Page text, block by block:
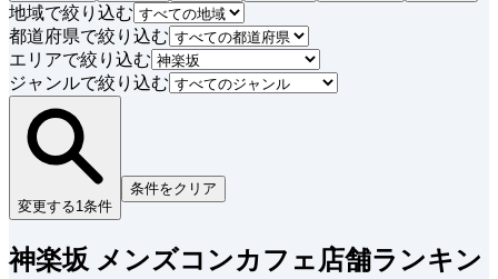
地域で絞り込む
都道府県で絞り込む
エリアで絞り込む
ジャンルで絞り込む
変更する1 条件
条件をクリア
神楽坂 メンズコンカフェ店舗ランキン